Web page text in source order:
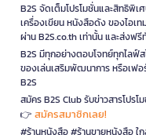
B2S จัดเต็มโปรโมชั่นและสิทธิพิ
เครื่องเขียน หนังสือดัง ของไอ
ผ่าน B2S.co.th เท่านั้น และส่งฟ
B2S มีทุกอย่างตอบโจทย์ทุกไลฟ์
ของเล่นเสริมพัฒนาการ หรือเฟ
B2S
สมัคร B2S Club รับข่าวสารโปร
👉 สมัครสมาชิกเลย!
#ร้านหนังสือ #ร้านขายหนังสือ ใ